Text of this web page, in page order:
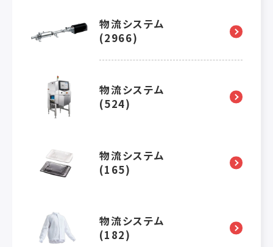
物流システム
(2966)
物流システム
(524)
物流システム
(165)
物流システム
(182)